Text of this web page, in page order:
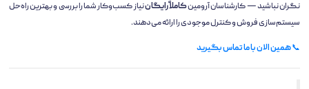
نگران نباشید — کارشناسان آرومینکاملاً رایگاننیاز کسب‌وکار شما را بررسی و بهترین راه‌حل
سیستم‌سازی فروش و کنترل موجودی را ارائه می‌دهند.
📞همین الان با ما تماس بگیرید